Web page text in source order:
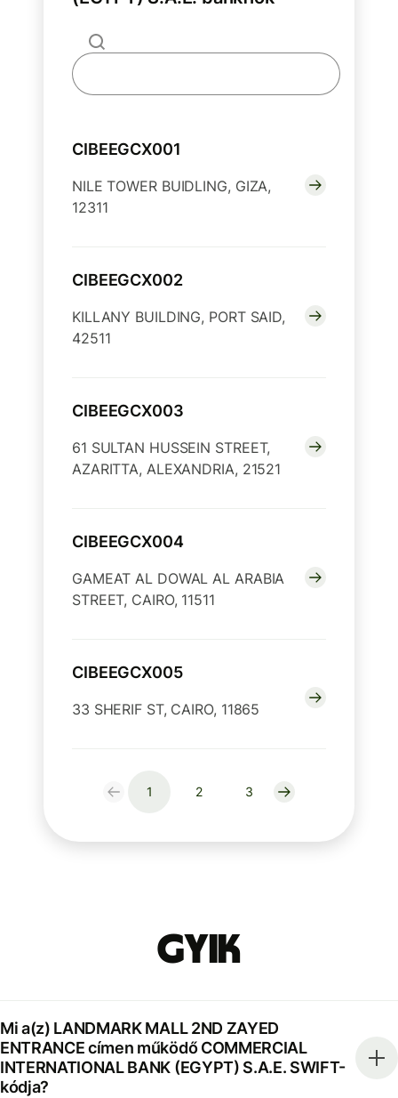
CIBEEGCX001
NILE TOWER BUIDLING, GIZA,
12311
CIBEEGCX002
KILLANY BUILDING, PORT SAID,
42511
CIBEEGCX003
61 SULTAN HUSSEIN STREET,
AZARITTA, ALEXANDRIA, 21521
CIBEEGCX004
GAMEAT AL DOWAL AL ARABIA
STREET, CAIRO, 11511
CIBEEGCX005
33 SHERIF ST, CAIRO, 11865
1 2 3
GYIK
Mi a(z) LANDMARK MALL 2ND ZAYED
ENTRANCE címen működő COMMERCIAL
INTERNATIONAL BANK (EGYPT) S.A.E. SWIFT-
kódja?